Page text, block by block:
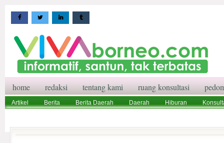
home redaksi tentang kami ruang konsultasi
Artikel Berita Berita Daerah Daerah Hiburan